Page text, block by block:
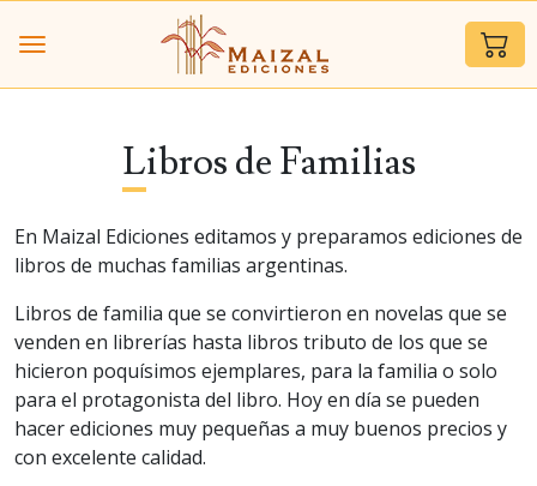
Libros de Familias
En Maizal Ediciones editamos y preparamos ediciones de
libros de muchas familias argentinas.
Libros de familia que se convirtieron en novelas que se
venden en librerías hasta libros tributo de los que se
hicieron poquísimos ejemplares, para la familia o solo
para el protagonista del libro. Hoy en día se pueden
hacer ediciones muy pequeñas a muy buenos precios y
con excelente calidad.